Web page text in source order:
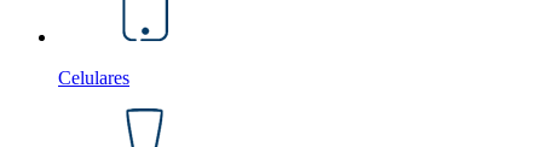
Celulares